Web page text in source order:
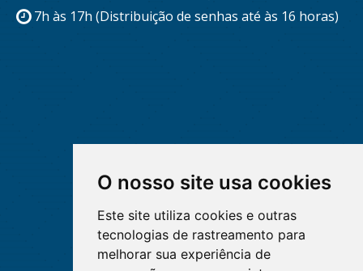
O nosso site usa cookies
Este site utiliza cookies e outras
tecnologias de rastreamento para
melhorar sua experiência de
7h às 17h (Distribuição de senhas até às 16 horas)